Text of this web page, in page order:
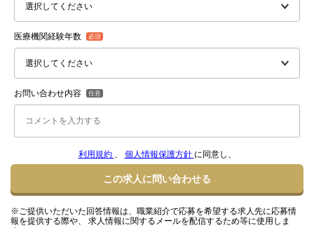
医療機関経験年数
お問い合わせ内容
利用規約 、 個人情報保護方針 に同意し、
この求人に問い合わせる
※ご提供いただいた回答情報は、職業紹介で応募を希望する求人先に応募情
報を提供する際や、 求人情報に関するメールを配信するため等に使用しま